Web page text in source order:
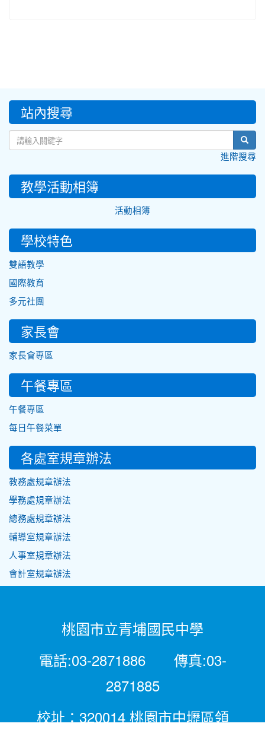
::: 站內搜尋
進階搜尋
教學活動相簿
活動相簿
學校特色
雙語教學
國際教育
多元社團
家長會
家長會專區
午餐專區
午餐專區
每日午餐菜單
各處室規章辦法
教務處規章辦法
學務處規章辦法
總務處規章辦法
輔導室規章辦法
人事室規章辦法
會計室規章辦法
桃園市立青埔國民中學
電話:03-2871886 傳真:03-
2871885
校址：320014 桃園市中壢區領